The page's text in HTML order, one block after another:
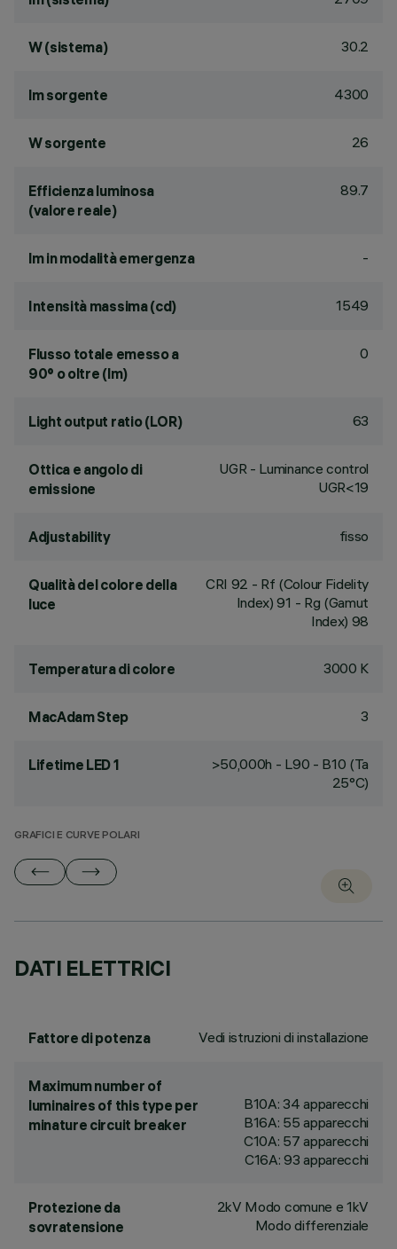
W (sistema) 30.2
lm sorgente 4300
W sorgente 26
Efficienza luminosa
(valore reale)
89.7
lm in modalità emergenza -
Intensità massima (cd) 1549
Flusso totale emesso a
90° o oltre (lm)
0
Light output ratio (LOR) 63
Ottica e angolo di
emissione
UGR - Luminance control
UGR<19
Adjustability fisso
Qualità del colore della
luce
CRI 92 - Rf (Colour Fidelity
Index) 91 - Rg (Gamut
Index) 98
Temperatura di colore 3000 K
MacAdam Step 3
Lifetime LED 1
>50,000h - L90 - B10 (Ta
25°C)
GRAFICI E CURVE POLARI
DATI ELETTRICI
Fattore di potenza Vedi istruzioni di installazione
Maximum number of
luminaires of this type per
minature circuit breaker
B10A: 34 apparecchi
B16A: 55 apparecchi
C10A: 57 apparecchi
C16A: 93 apparecchi
Protezione da
sovratensione
2kV Modo comune e 1kV
Modo differenziale